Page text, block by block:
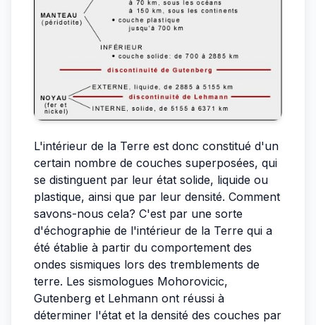
L'intérieur de la Terre est donc constitué d'un
certain nombre de couches superposées, qui
se distinguent par leur état solide, liquide ou
plastique, ainsi que par leur densité. Comment
savons-nous cela? C'est par une sorte
d'échographie de l'intérieur de la Terre qui a
été établie à partir du comportement des
ondes sismiques lors des tremblements de
terre. Les sismologues Mohorovicic,
Gutenberg et Lehmann ont réussi à
déterminer l'état et la densité des couches par